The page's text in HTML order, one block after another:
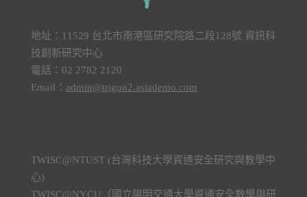
地址：11529 台北市南港區研究院路二段128號 資訊科
技創新研究中心
電話：02 2782 2120
Email： admin@trigon2.asiademo.com
TWISC@NTUST (台灣科技大學資通安全研究與教學中
心)
TWISC@NYCU（國立陽明交通大學資通安全教學與研